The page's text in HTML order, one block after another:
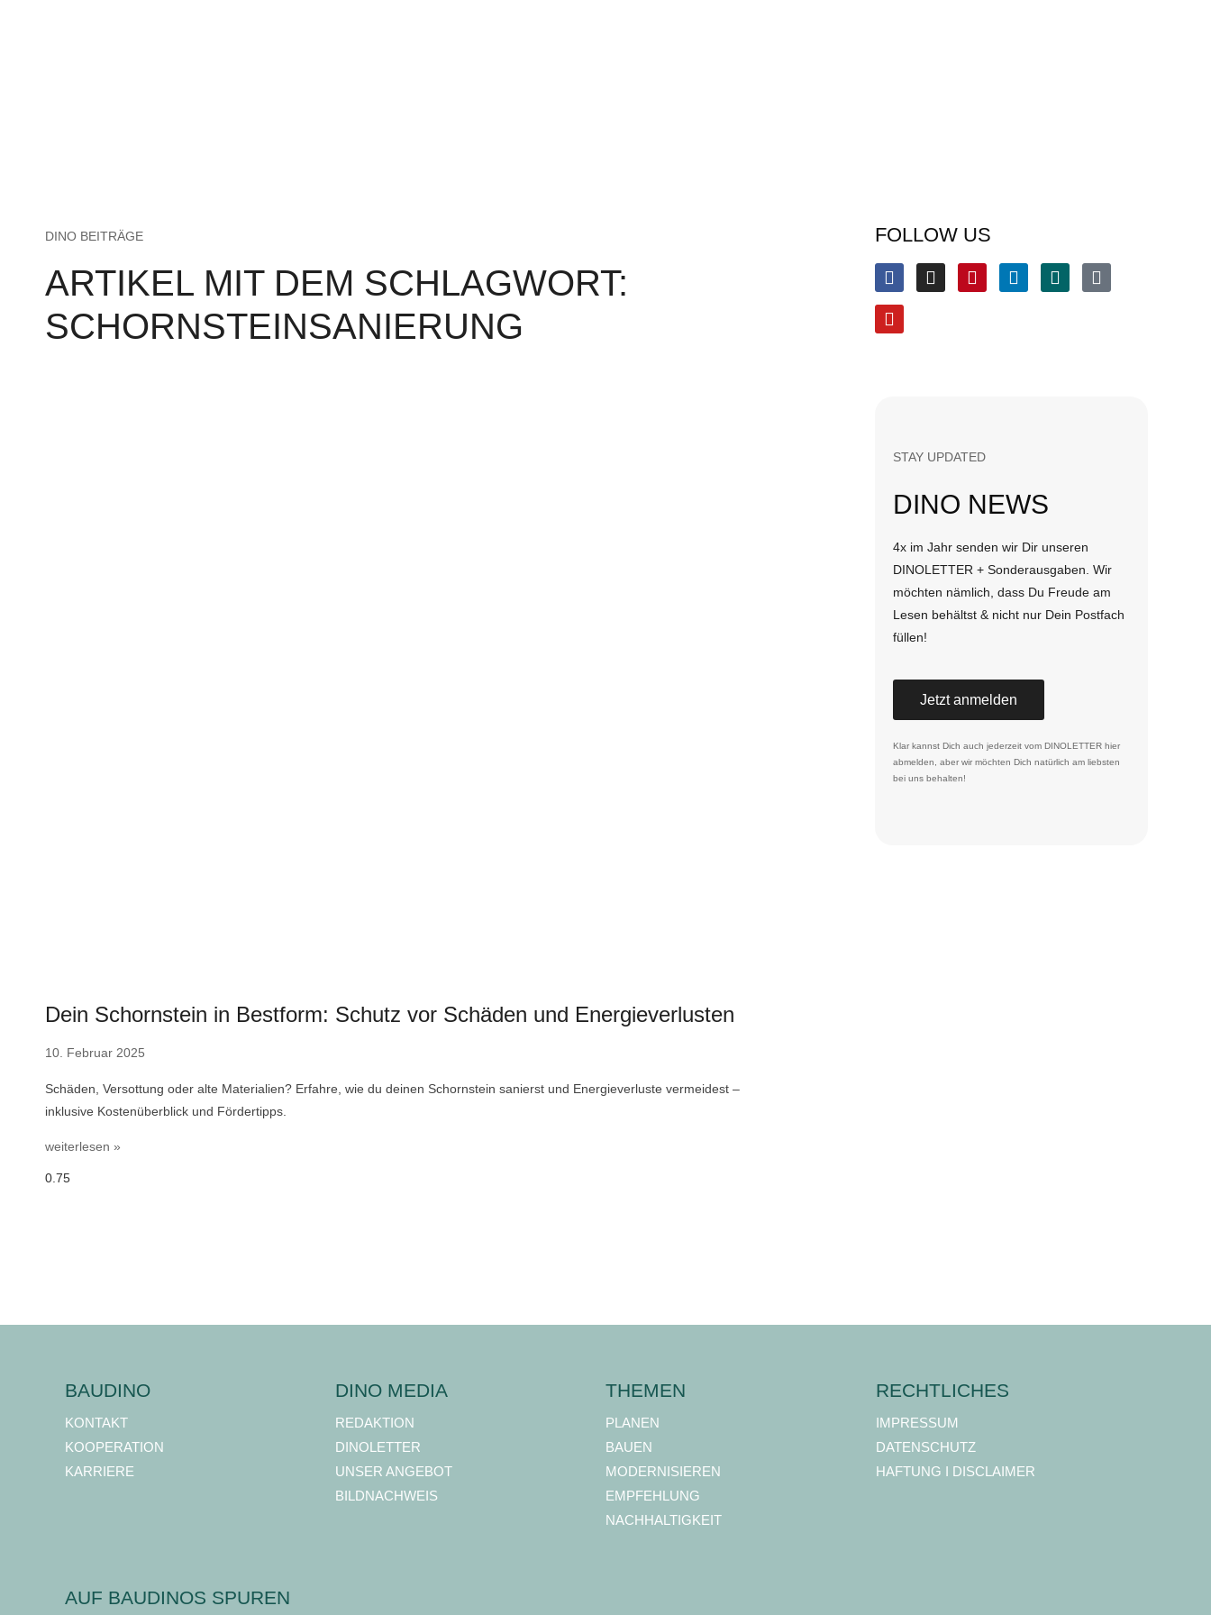
DINO BEITRÄGE
ARTIKEL MIT DEM SCHLAGWORT:
SCHORNSTEINSANIERUNG
Dein Schornstein in Bestform: Schutz vor Schäden und Energieverlusten
10. Februar 2025
Schäden, Versottung oder alte Materialien? Erfahre, wie du deinen Schornstein sanierst und Energieverluste vermeidest –
inklusive Kostenüberblick und Fördertipps.
weiterlesen »
FOLLOW US
STAY UPDATED
DINO NEWS
4x im Jahr senden wir Dir unseren
DINOLETTER + Sonderausgaben. Wir
möchten nämlich, dass Du Freude am
Lesen behältst & nicht nur Dein Postfach
füllen!
Jetzt anmelden
Klar kannst Dich auch jederzeit vom DINOLETTER hier
abmelden, aber wir möchten Dich natürlich am liebsten
bei uns behalten!
BAUDINO
KONTAKT
KOOPERATION
KARRIERE
DINO MEDIA
REDAKTION
DINOLETTER
UNSER ANGEBOT
BILDNACHWEIS
THEMEN
PLANEN
BAUEN
MODERNISIEREN
EMPFEHLUNG
NACHHALTIGKEIT
RECHTLICHES
IMPRESSUM
DATENSCHUTZ
HAFTUNG I DISCLAIMER
AUF BAUDINOS SPUREN